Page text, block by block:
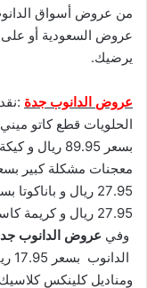
من عروض أسواق
عروض السعودية أو
يرضيك.
عروض الدانوب جدة
وفي عروض الدانوب